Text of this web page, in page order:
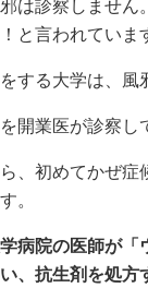
は診察しません
と言われていま
する大学は、風
開業医が診察し
、初めてかぜ症
。
病院の医師が「
、抗生剤を処方